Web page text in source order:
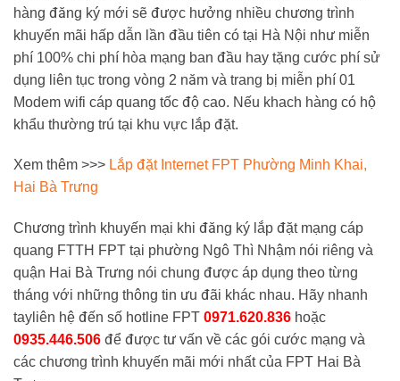
hàng đăng ký mới sẽ được hưởng nhiều chương trình
khuyến mãi hấp dẫn lần đầu tiên có tại Hà Nội như miễn
phí 100% chi phí hòa mạng ban đầu hay tặng cước phí sử
dụng liên tục trong vòng 2 năm và trang bị miễn phí 01
Modem wifi cáp quang tốc độ cao. Nếu khach hàng có hộ
khẩu thường trú tại khu vực lắp đặt.
Xem thêm >>> Lắp đặt Internet FPT Phường Minh Khai,
Hai Bà Trưng
Chương trình khuyến mại khi đăng ký lắp đặt mạng cáp
quang FTTH FPT tại phường Ngô Thì Nhậm nói riêng và
quận Hai Bà Trưng nói chung được áp dụng theo từng
tháng với những thông tin ưu đãi khác nhau. Hãy nhanh
tayliên hệ đến số hotline FPT 0971.620.836 hoặc
0935.446.506 để được tư vấn về các gói cước mạng và
các chương trình khuyến mãi mới nhất của FPT Hai Bà